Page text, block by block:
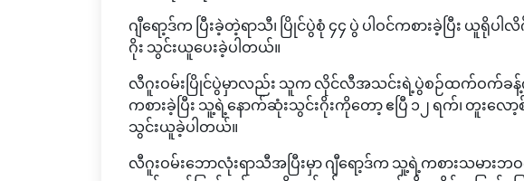
ဂျီရော့ဒ်က ပြီးခဲ့တဲ့ရာသီ၊ ပြိုင်ပွဲစုံ ၄၄ ပွဲ ပါဝင်ကစားခဲ့ပြီး ယူရိုပါ
ဂိုး သွင်းယူပေးခဲ့ပါတယ်။
လီဂူးဝမ်းပြိုင်ပွဲမှာလည်း သူက လိုင်လီအသင်းရဲ့ပွဲစဉ်ထက်ဝက်ခန့်
ကစားခဲ့ပြီး သူ့ရဲ့နောက်ဆုံးသွင်းဂိုးကိုတော့ ဧပြီ ၁၂ ရက်၊ တူးလ
သွင်းယူခဲ့ပါတယ်။
လီဂူးဝမ်းဘောလုံးရာသီအပြီးမှာ ဂျီရော့ဒ်က သူ့ရဲ့ကစားသမာ